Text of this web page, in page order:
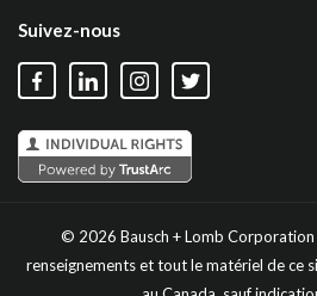
Suivez-nous
© 2026 Bausch + Lomb Corporation
renseignements et tout le matériel de ce